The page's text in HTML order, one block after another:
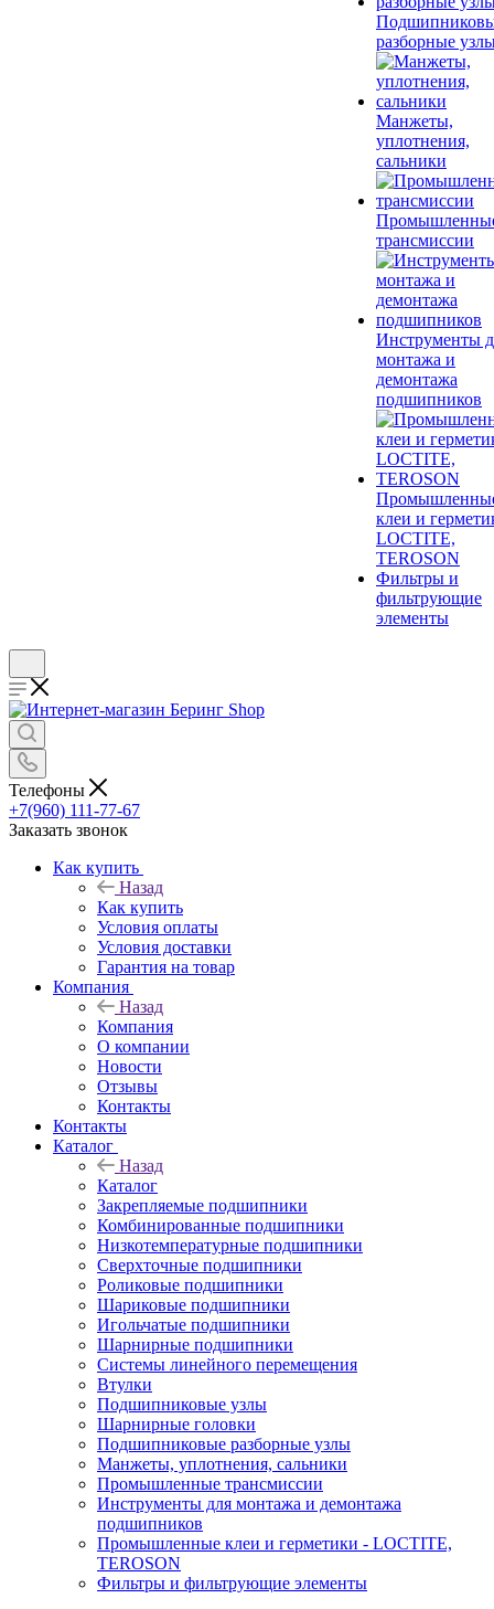
разборные
Манжеты,
уплотнения,
сальники
трансмиссии
Инструменты
монтажа и
демонтажа
подшипников
клеи и
LOCTITE,
TEROSON
Фильтры и
фильтрующие
элементы
Телефоны
+7(960) 111-77-67
Заказать звонок
Как купить
Назад
Как купить
Условия оплаты
Условия доставки
Гарантия на товар
Компания
Назад
Компания
О компании
Новости
Отзывы
Контакты
Контакты
Каталог
Назад
Каталог
Закрепляемые подшипники
Комбинированные подшипники
Низкотемпературные подшипники
Сверхточные подшипники
Роликовые подшипники
Шариковые подшипники
Игольчатые подшипники
Шарнирные подшипники
Системы линейного перемещения
Втулки
Подшипниковые узлы
Шарнирные головки
Подшипниковые разборные узлы
Манжеты, уплотнения, сальники
Промышленные трансмиссии
Инструменты для монтажа и демонтажа
подшипников
Промышленные клеи и герметики - LOCTITE,
TEROSON
Фильтры и фильтрующие элементы